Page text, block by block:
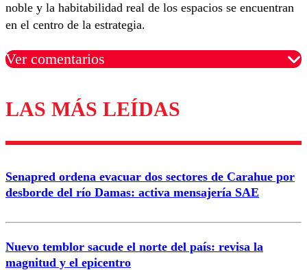
noble y la habitabilidad real de los espacios se encuentran
en el centro de la estrategia.
Ver comentarios
Los comentarios son moderados para garantizar un
diálogo respetuoso.
Correo
LAS MÁS LEÍDAS
Senapred ordena evacuar dos sectores de Carahue por
desborde del río Damas: activa mensajería SAE
Nuevo temblor sacude el norte del país: revisa la
magnitud y el epicentro